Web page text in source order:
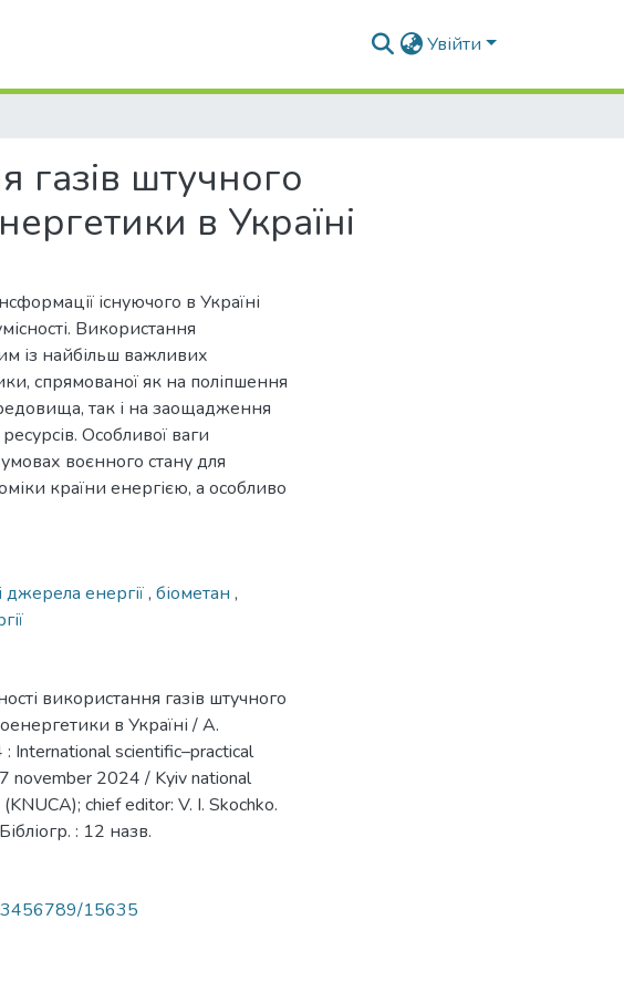
Увійти
газів штучного
в Україні
існуючого в Україні
Використання
із найбільш важливих
спрямованої як на поліпшення
так і на заощадження
Особливої ваги
воєнного стану для
країни енергією, а особливо
джерела енергії, біометан ,
використання газів штучного
в Україні / А.
scientific–practical
november 2024 / Kyiv national
chief editor: V. I. Skochko.
: 12 назв.
15635